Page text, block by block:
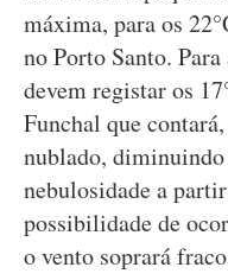
máxima, para os
no Porto Santo.
devem registar os
Funchal que
nublado,
nebulosidade a
possibilidade de
o vento soprará